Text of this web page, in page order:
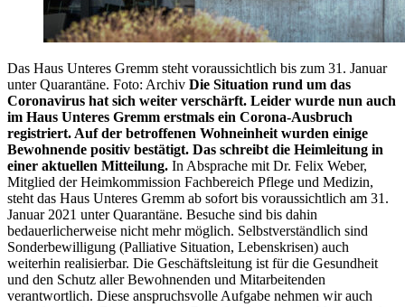
Das Haus Unteres Gremm steht voraussichtlich bis zum 31. Januar
unter Quarantäne. Foto: Archiv Die Situation rund um das
Coronavirus hat sich weiter verschärft. Leider wurde nun auch
im Haus Unteres Gremm erstmals ein Corona-Ausbruch
registriert. Auf der betroffenen Wohneinheit wurden einige
Bewohnende positiv bestätigt. Das schreibt die Heimleitung in
einer aktuellen Mitteilung. In Absprache mit Dr. Felix Weber,
Mitglied der Heimkommission Fachbereich Pflege und Medizin,
steht das Haus Unteres Gremm ab sofort bis voraussichtlich am 31.
Januar 2021 unter Quarantäne. Besuche sind bis dahin
bedauerlicherweise nicht mehr möglich. Selbstverständlich sind
Sonderbewilligung (Palliative Situation, Lebenskrisen) auch
weiterhin realisierbar. Die Geschäftsleitung ist für die Gesundheit
und den Schutz aller Bewohnenden und Mitarbeitenden
verantwortlich. Diese anspruchsvolle Aufgabe nehmen wir auch